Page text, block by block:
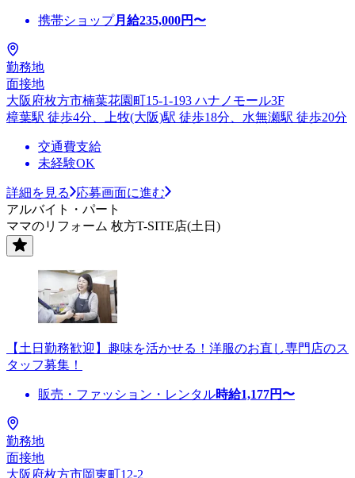
携帯ショップ月給235,000円〜
勤務地
面接地
大阪府枚方市楠葉花園町15-1-193 ハナノモール3F
樟葉駅 徒歩4分、上牧(大阪)駅 徒歩18分、水無瀬駅 徒歩20分
交通費支給
未経験OK
詳細を見る
応募画面に進む
アルバイト・パート
ママのリフォーム 枚方T-SITE店(土日)
【土日勤務歓迎】趣味を活かせる！洋服のお直し専門店のス
タッフ募集！
販売・ファッション・レンタル時給1,177円〜
勤務地
面接地
大阪府枚方市岡東町12-2